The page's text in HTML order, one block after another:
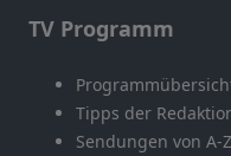
TV Programm
Tipps der
Sendungen von A-Z